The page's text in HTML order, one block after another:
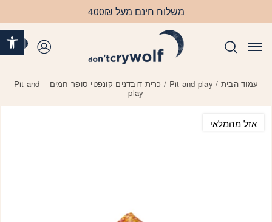
משלוח חינם מעל 400₪
עמוד הבית /
Pit and play / כרית דובדנים קונפטי סופר חמים – Pit and
play
אזל מהמלאי